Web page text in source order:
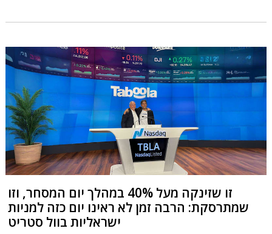
זו שזינקה מעל 40% במהלך יום המסחר, וזו
שמתרסקת: הרבה זמן לא ראינו יום כזה למניות
ישראליות בוול סטריט